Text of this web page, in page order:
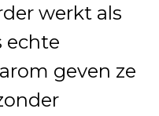
werkt als
echte
geven ze